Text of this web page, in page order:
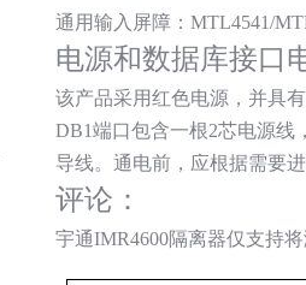
通用输入屏障：MTL4541/
电源和数据库接口
该产品采用红色电源，并具
DB1端口包含一根2芯电源线
导线。通电前，应根据需要进
评论：
宇通IMR4600隔离器仅支持